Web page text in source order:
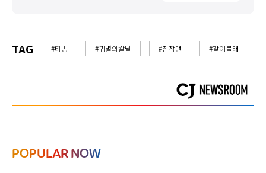
TAG #티빙 #귀멸의칼날 #침착맨 #같이볼래
POPULAR NOW